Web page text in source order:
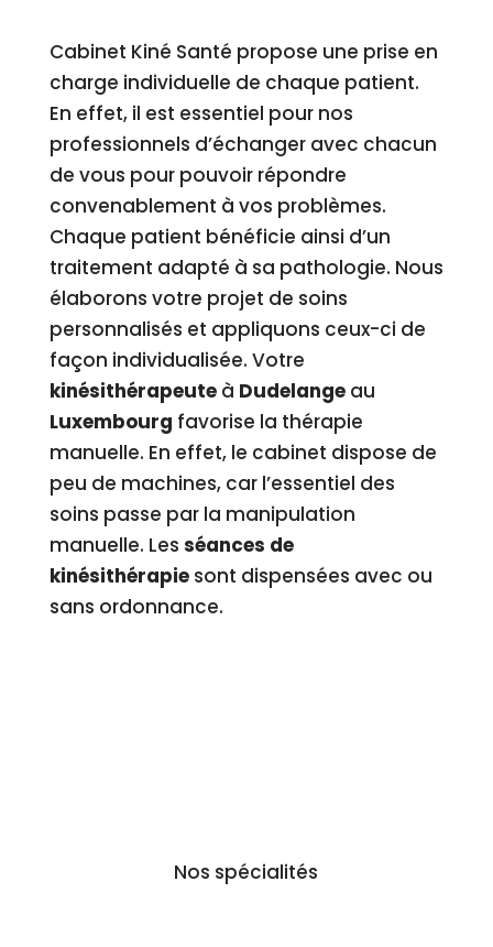
Cabinet Kiné Santé propose une prise en
charge individuelle de chaque patient.
En effet, il est essentiel pour nos
professionnels d’échanger avec chacun
de vous pour pouvoir répondre
convenablement à vos problèmes.
Chaque patient bénéficie ainsi d’un
traitement adapté à sa pathologie. Nous
élaborons votre projet de soins
personnalisés et appliquons ceux-ci de
façon individualisée. Votre
kinésithérapeuteà Dudelangeau
Luxembourg favorise la thérapie
manuelle. En effet, le cabinet dispose de
peu de machines, car l’essentiel des
soins passe par la manipulation
manuelle. Les séances de
kinésithérapiesont dispensées avec ou
sans ordonnance.
Nos spécialités